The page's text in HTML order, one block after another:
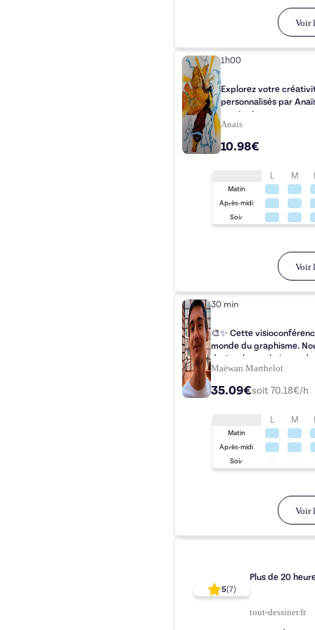
Voir
1h00
Explorez votre
personnalisés par
comics !
Anais
10.98€
L M
Matin
Après-midi
Soir
Voir
30 min
🎨✨ Cette
monde du graphisme.
design, les techniques
Maëwan Marthelot
35.09€soit70.18€/h
L M
Matin
Après-midi
Soir
Voir
5(7)
Plus de 20
tout-dessiner.fr